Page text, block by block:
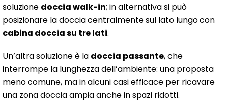
soluzione doccia walk-in; in alternativa si può
posizionare la doccia centralmente sul lato lungo con
cabina doccia su tre lati.
Un’altra soluzione è la doccia passante, che
interrompe la lunghezza dell’ambiente: una proposta
meno comune, ma in alcuni casi efficace per ricavare
una zona doccia ampia anche in spazi ridotti.